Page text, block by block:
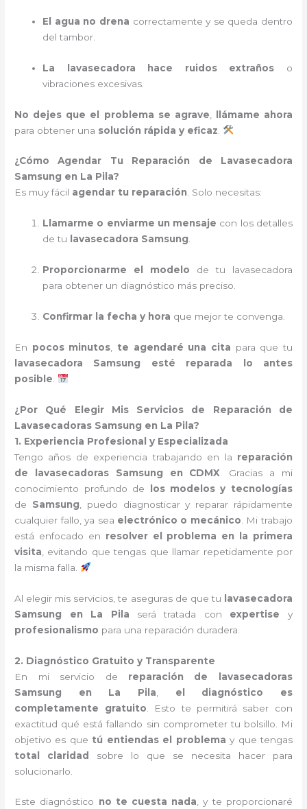
El agua no drena correctamente y se queda dentro
del tambor.
La lavasecadora hace ruidos extraños o
vibraciones excesivas.
No dejes que el problema se agrave
llámame ahora
para obtener una solución rápida y eficaz
¿Cómo Agendar Tu Reparación de Lavasecadora
Samsung en La Pila?
Es muy fácil agendar tu reparación. Solo necesitas:
Llamarme o enviarme un mensaje con los detalles
de tu
lavasecadora Samsung.
Proporcionarme el modelo de tu lavasecadora
para obtener un diagnóstico más preciso.
Confirmar la fecha y hora que mejor te convenga.
En pocos minutos te agendaré una cita para que tu
lavasecadora Samsung esté reparada lo antes
posible
¿Por Qué Elegir Mis Servicios de Reparación de
Lavasecadoras Samsung en La Pila?
1. Experiencia Profesional y Especializada
Tengo años de experiencia trabajando en la reparación
de lavasecadoras Samsung en CDMX . Gracias a mi
conocimiento profundo de
los modelos y tecnologías
de Samsung , puedo diagnosticar y reparar rápidamente
cualquier fallo, ya sea electrónico o mecánico . Mi trabajo
está enfocado en resolver el problema en la primera
visita , evitando que tengas que llamar repetidamente por
la misma falla.
Al elegir mis servicios, te aseguras de que tu
lavasecadora
Samsung en La Pila será tratada con expertise y
profesionalismo para una reparación duradera.
2. Diagnóstico Gratuito y Transparente
En mi servicio de reparación de lavasecadoras
Samsung en La Pila
el diagnóstico es
completamente gratuito . Esto te permitirá saber con
exactitud qué está fallando sin comprometer tu bolsillo. Mi
objetivo es que tú entiendas el problema y que tengas
total claridad sobre lo que se necesita hacer para
solucionarlo.
Este diagnóstico no te cuesta nada, y te proporcionaré